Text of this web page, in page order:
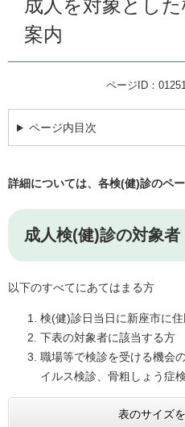
成人を対象とし
案内
ページID：
ページ内目次
詳細については、各検(健)診のペー
成人検(健)診の対象者
以下のすべてにあてはまる方
検(健)診日当日に新座市に
下表の対象者に該当する方
職場等で検診を受ける機会
イルス検診、骨粗しょう症
表のサイズ